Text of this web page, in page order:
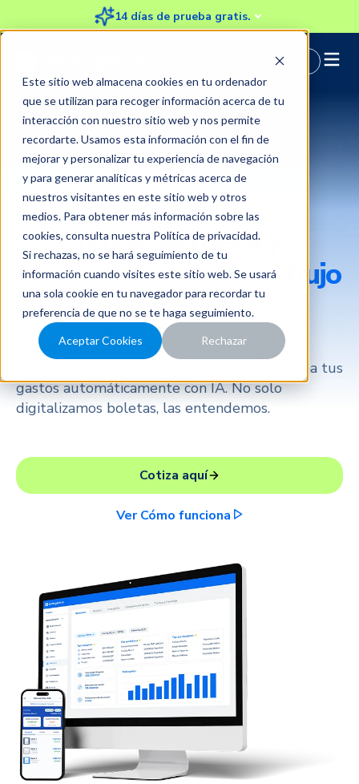
Este sitio web almacena cookies en tu ordenador
que se utilizan para recoger información acerca de tu
interacción con nuestro sitio web y nos permite
recordarte. Usamos esta información con el fin de
mejorar y personalizar tu experiencia de navegación
y para generar analíticas y métricas acerca de
nuestros visitantes en este sitio web y otros
medios. Para obtener más información sobre las
cookies, consulta nuestra Política de privacidad.
Si rechazas, no se hará seguimiento de tu
información cuando visites este sitio web. Se usará
una sola cookie en tu navegador para recordar tu
preferencia de que no se te haga seguimiento.
Aceptar Cookies Rechazar
14 días de prueba gratis.
Iniciar Sesión
Rinde, aprueba y
reembolsa en un solo flujo
inteligente
Nuestra plataforma de rendición de gastos
detecta duplicados, valida políticas y gestiona tus
gastos automáticamente con IA. No solo
digitalizamos boletas, las entendemos.
Cotiza aquí
Ver Cómo funciona